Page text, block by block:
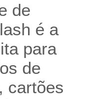
de
é a
para
de
cartões